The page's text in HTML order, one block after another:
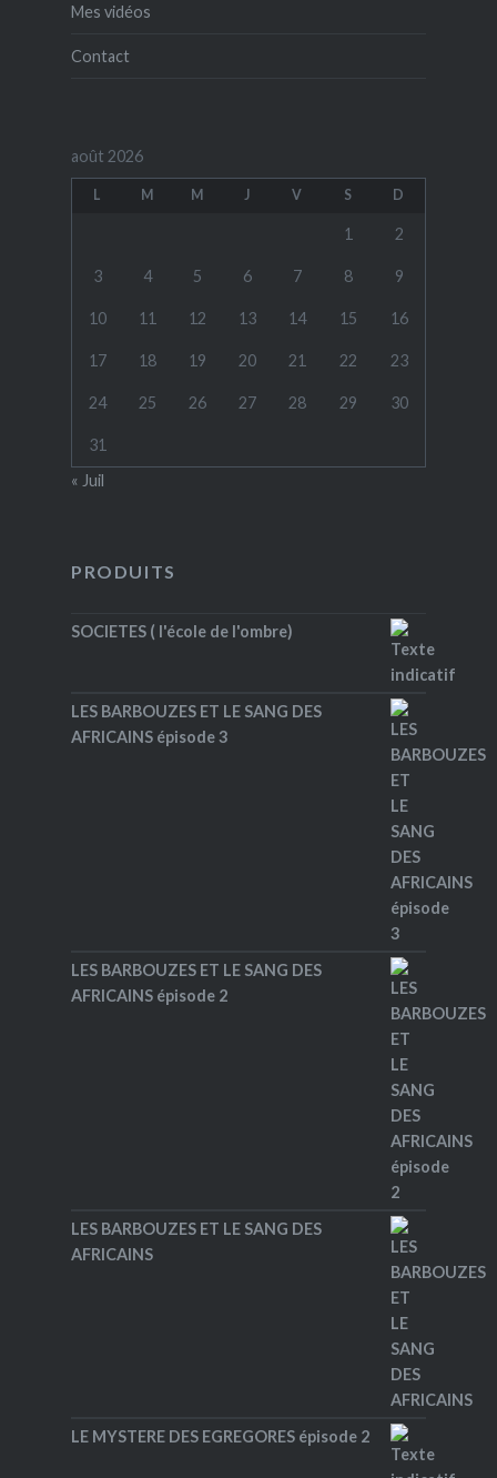
Mes vidéos
Contact
août 2026
L M M J V S D
1 2
3 4 5 6 7 8 9
10 11 12 13 14 15 16
17 18 19 20 21 22 23
24 25 26 27 28 29 30
31
« Juil
PRODUITS
SOCIETES ( l'école de l'ombre)
LES BARBOUZES ET LE SANG DES
AFRICAINS épisode 3
LES BARBOUZES ET LE SANG DES
AFRICAINS épisode 2
LES BARBOUZES ET LE SANG DES
AFRICAINS
LE MYSTERE DES EGREGORES épisode 2